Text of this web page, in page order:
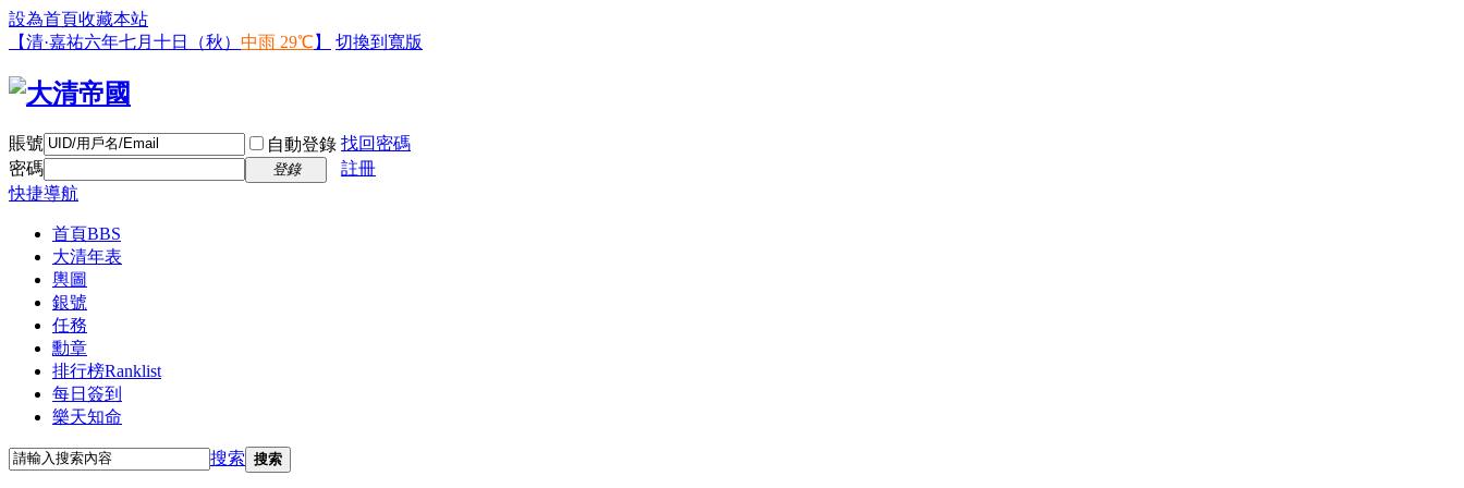
設為首頁收藏本站
【清·嘉祐六年七月十日（秋） 中雨 29℃ 】 切換到寬版
賬號 自動登錄 找回密碼
密碼
登錄
註冊
快捷導航
首頁BBS
大清年表
輿圖
銀號
任務
勳章
排行榜Ranklist
每日簽到
樂天知命
搜索 搜索